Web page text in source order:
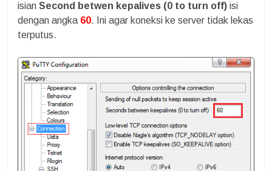
isian Second betwen kepalives (0 to turn off) isi
dengan angka 60. Ini agar koneksi ke server tidak lekas
terputus.